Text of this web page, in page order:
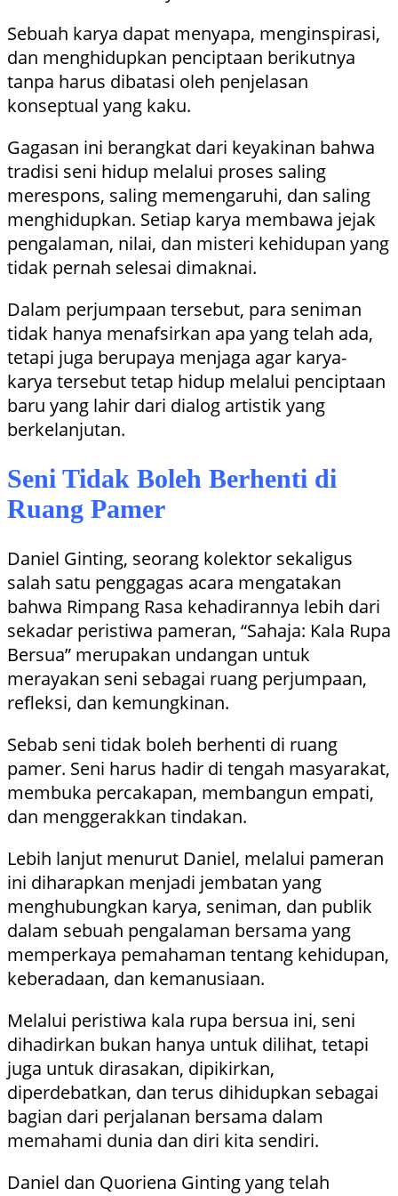
Sebuah karya dapat menyapa, menginspirasi,
dan menghidupkan penciptaan berikutnya
tanpa harus dibatasi oleh penjelasan
konseptual yang kaku.
Gagasan ini berangkat dari keyakinan bahwa
tradisi seni hidup melalui proses saling
merespons, saling memengaruhi, dan saling
menghidupkan. Setiap karya membawa jejak
pengalaman, nilai, dan misteri kehidupan yang
tidak pernah selesai dimaknai.
Dalam perjumpaan tersebut, para seniman
tidak hanya menafsirkan apa yang telah ada,
tetapi juga berupaya menjaga agar karya-
karya tersebut tetap hidup melalui penciptaan
baru yang lahir dari dialog artistik yang
berkelanjutan.
Seni Tidak Boleh Berhenti di
Ruang Pamer
Daniel Ginting, seorang kolektor sekaligus
salah satu penggagas acara mengatakan
bahwa Rimpang Rasa kehadirannya lebih dari
sekadar peristiwa pameran, “Sahaja: Kala Rupa
Bersua” merupakan undangan untuk
merayakan seni sebagai ruang perjumpaan,
refleksi, dan kemungkinan.
Sebab seni tidak boleh berhenti di ruang
pamer. Seni harus hadir di tengah masyarakat,
membuka percakapan, membangun empati,
dan menggerakkan tindakan.
Lebih lanjut menurut Daniel, melalui pameran
ini diharapkan menjadi jembatan yang
menghubungkan karya, seniman, dan publik
dalam sebuah pengalaman bersama yang
memperkaya pemahaman tentang kehidupan,
keberadaan, dan kemanusiaan.
Melalui peristiwa kala rupa bersua ini, seni
dihadirkan bukan hanya untuk dilihat, tetapi
juga untuk dirasakan, dipikirkan,
diperdebatkan, dan terus dihidupkan sebagai
bagian dari perjalanan bersama dalam
memahami dunia dan diri kita sendiri.
Daniel dan Quoriena Ginting yang telah